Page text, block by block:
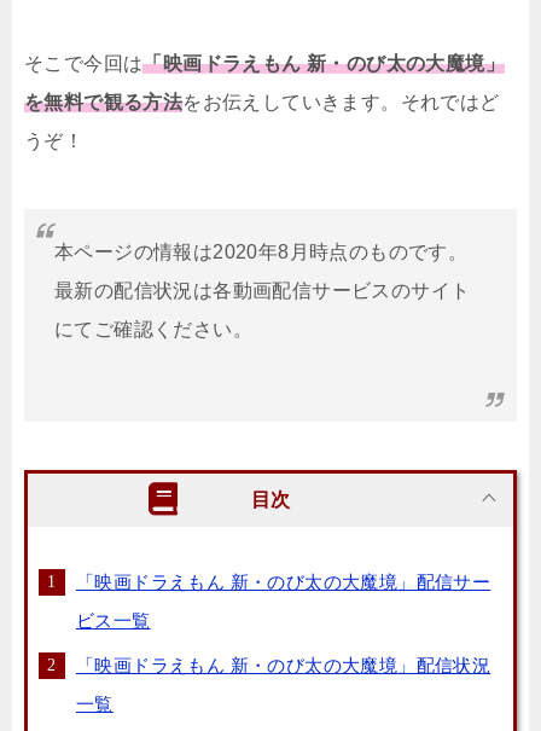
そこで今回は「映画ドラえもん 新・のび太の大魔境」
を無料で観る方法をお伝えしていきます。それではど
うぞ！
本ページの情報は2020年8月時点のものです。
最新の配信状況は各動画配信サービスのサイト
にてご確認ください。
目次
「映画ドラえもん 新・のび太の大魔境」配信サー
ビス一覧
「映画ドラえもん 新・のび太の大魔境」配信状況
一覧